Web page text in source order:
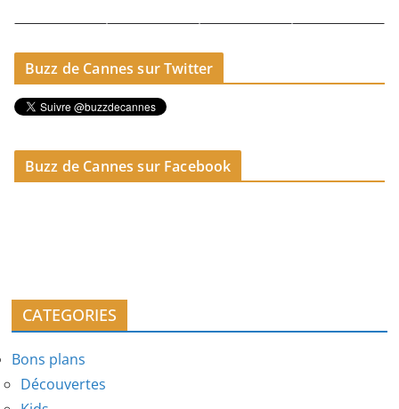
Buzz de Cannes sur Twitter
Buzz de Cannes sur Facebook
CATEGORIES
Bons plans
Découvertes